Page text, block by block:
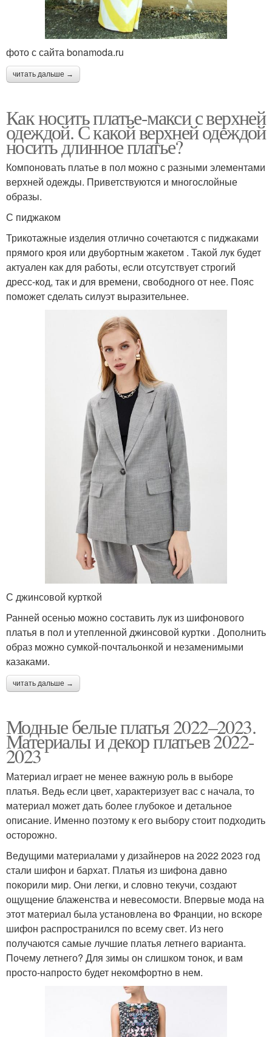
фото с сайта bonamoda.ru
читать дальше →
Как носить платье-макси с верхней
одеждой. С какой верхней одеждой
носить длинное платье?
Компоновать платье в пол можно с разными элементами
верхней одежды. Приветствуются и многослойные
образы.
С пиджаком
Трикотажные изделия отлично сочетаются с пиджаками
прямого кроя или двубортным жакетом . Такой лук будет
актуален как для работы, если отсутствует строгий
дресс-код, так и для времени, свободного от нее. Пояс
поможет сделать силуэт выразительнее.
С джинсовой курткой
Ранней осенью можно составить лук из шифонового
платья в пол и утепленной джинсовой куртки . Дополнить
образ можно сумкой-почтальонкой и незаменимыми
казаками.
читать дальше →
Модные белые платья 2022–2023.
Материалы и декор платьев 2022-
2023
Материал играет не менее важную роль в выборе
платья. Ведь если цвет, характеризует вас с начала, то
материал может дать более глубокое и детальное
описание. Именно поэтому к его выбору стоит подходить
осторожно.
Ведущими материалами у дизайнеров на 2022 2023 год
стали шифон и бархат. Платья из шифона давно
покорили мир. Они легки, и словно текучи, создают
ощущение блаженства и невесомости. Впервые мода на
этот материал была установлена во Франции, но вскоре
шифон распространился по всему свет. Из него
получаются самые лучшие платья летнего варианта.
Почему летнего? Для зимы он слишком тонок, и вам
просто-напросто будет некомфортно в нем.